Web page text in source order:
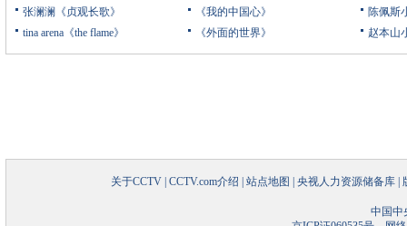
张澜澜《贞观长歌》
tina arena《the flame》
《我的中国心》
《外面的世界》
陈佩斯
赵本山
关于CCTV CCTV.com介绍 站点地图 央视人力资源储备库
中国中